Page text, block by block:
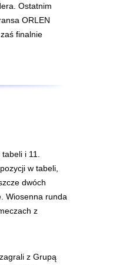
Ostatnim
ORLEN
finalnie
i 11.
w tabeli,
dwóch
Wiosenna runda
z
z Grupą